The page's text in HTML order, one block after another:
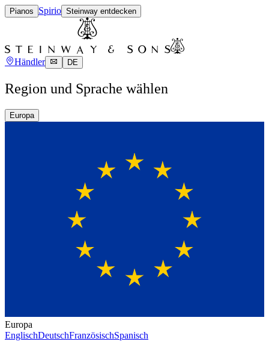
Pianos Spirio Steinway entdecken
Händler DE
Region und Sprache wählen
Europa
Europa
EnglischDeutschFranzösischSpanisch